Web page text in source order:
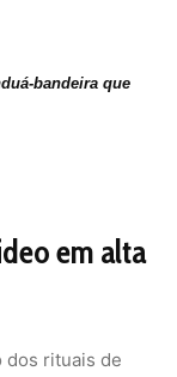
bandeira que
em alta
dos rituais de